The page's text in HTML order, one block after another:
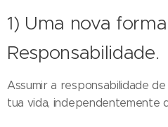
1) Uma nova
Responsabilidade.
Assumir a responsabilidade
tua vida, independentemente